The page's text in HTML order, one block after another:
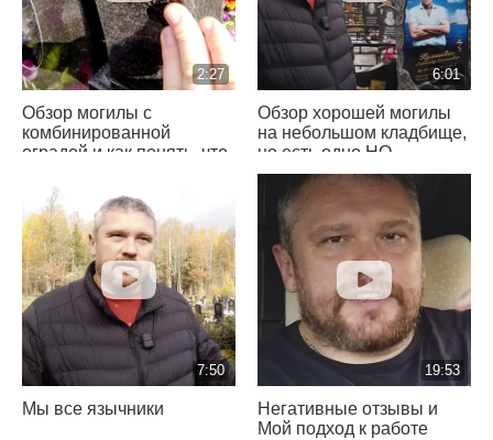
2:27
Обзор могилы с
комбинированной
оградой и как понять, что
6:01
Обзор хорошей могилы
на небольшом кладбище,
но есть одно НО
7:50
Мы все язычники
19:53
Негативные отзывы и
Мой подход к работе